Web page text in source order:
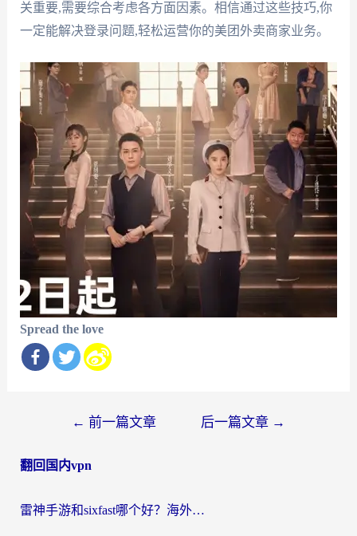
关重要,需要综合考虑各方面因素。相信通过这些技巧,你
一定能解决登录问题,轻松运营你的美团外卖商家业务。
Spread the love
导
← 前一篇文章 后一篇文章 →
翻回国内vpn
雷神手游和sixfast哪个好？海外党亲测3款回国加速器，教你选对不踩坑